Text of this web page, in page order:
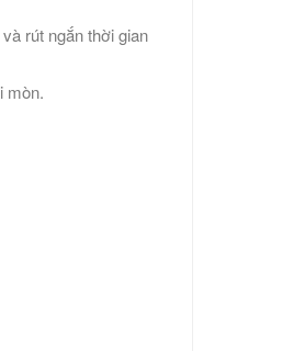
rút ngắn thời gian
mòn.